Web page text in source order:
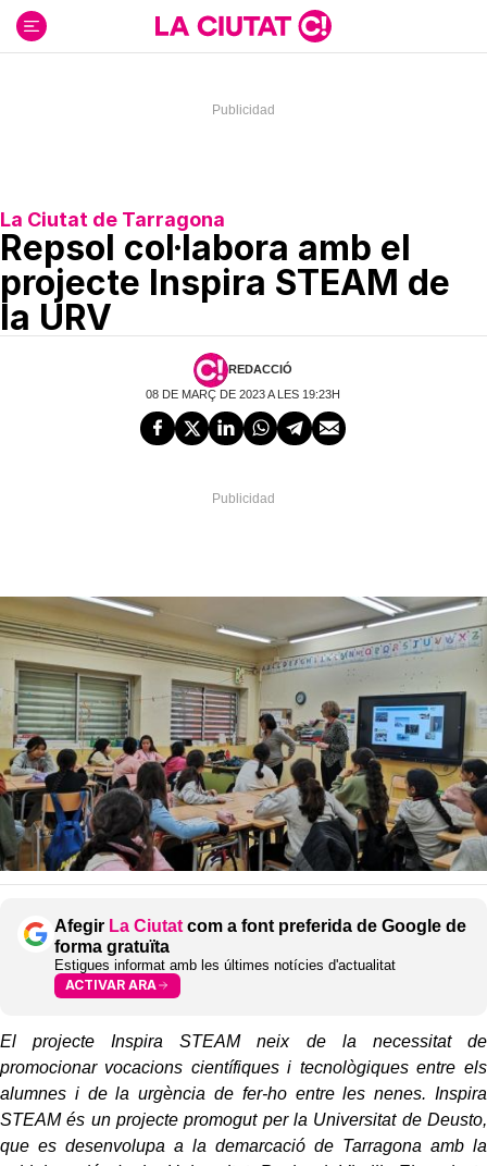
contenido
La Ciutat de Tarragona
Repsol col·labora amb el
projecte Inspira STEAM de
la URV
REDACCIÓ
08 DE MARÇ DE 2023 A LES 19:23H
Afegir La Ciutat com a font preferida de Google de
forma gratuïta
Estigues informat amb les últimes notícies d'actualitat
ACTIVAR ARA
El projecte Inspira STEAM neix de la necessitat de
promocionar vocacions científiques i tecnològiques entre els
alumnes i de la urgència de fer-ho entre les nenes. Inspira
STEAM és un projecte promogut per la Universitat de Deusto,
que es desenvolupa a la demarcació de Tarragona amb la